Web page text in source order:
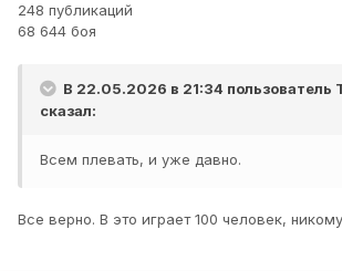
248 публикаций
68 644 боя
В 22.05.2026 в 21:34 пользователь
сказал:
Всем плевать, и уже давно.
Все верно. В это играет 100 человек,